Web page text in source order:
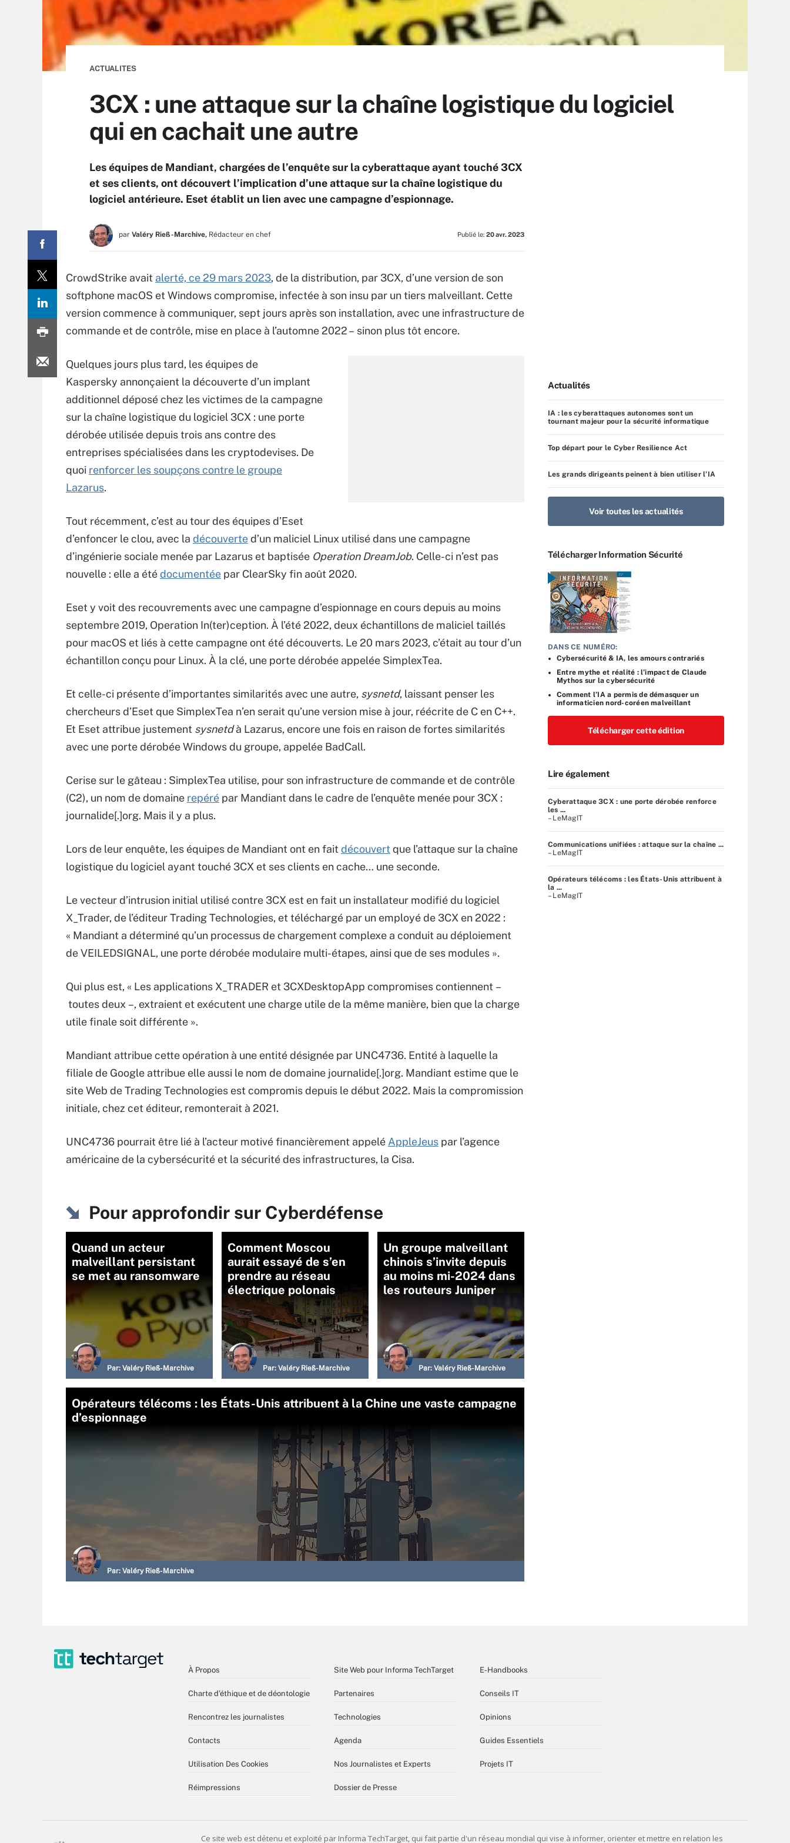
ACTUALITES
3CX : une attaque sur la chaîne logistique du logiciel
qui en cachait une autre
Les équipes de Mandiant, chargées de l’enquête sur la cyberattaque ayant touché 3CX
et ses clients, ont découvert l’implication d’une attaque sur la chaîne logistique du
logiciel antérieure. Eset établit un lien avec une campagne d’espionnage.
par Valéry Rieß-Marchive, Rédacteur en chef Publié le: 20 avr. 2023
CrowdStrike avait alerté, ce 29 mars 2023, de la distribution, par 3CX, d’une version de son
softphone macOS et Windows compromise, infectée à son insu par un tiers malveillant. Cette
version commence à communiquer, sept jours après son installation, avec une infrastructure de
commande et de contrôle, mise en place à l’automne 2022 – sinon plus tôt encore.
Quelques jours plus tard, les équipes de
Kaspersky annonçaient la découverte d’un implant
additionnel déposé chez les victimes de la campagne
sur la chaîne logistique du logiciel 3CX : une porte
dérobée utilisée depuis trois ans contre des
entreprises spécialisées dans les cryptodevises. De
quoi renforcer les soupçons contre le groupe
Lazarus.
Tout récemment, c’est au tour des équipes d’Eset
d’enfoncer le clou, avec la découverted’un maliciel Linux utilisé dans une campagne
d’ingénierie sociale menée par Lazarus et baptisée Operation DreamJob. Celle-ci n’est pas
nouvelle : elle a étédocumentée par ClearSky fin août 2020.
Eset y voit des recouvrements avec une campagne d’espionnage en cours depuis au moins
septembre 2019, Operation In(ter)ception. À l’été 2022, deux échantillons de maliciel taillés
pour macOS et liés à cette campagne ont été découverts. Le 20 mars 2023, c’était au tour d’un
échantillon conçu pour Linux. À la clé, une porte dérobée appelée SimplexTea.
Et celle-ci présente d’importantes similarités avec une autre, sysnetd, laissant penser les
chercheurs d’Eset que SimplexTea n’en serait qu’une version mise à jour, réécrite de C en C++.
Et Eset attribue justement sysnetdà Lazarus, encore une fois en raison de fortes similarités
avec une porte dérobée Windows du groupe, appelée BadCall.
Cerise sur le gâteau : SimplexTea utilise, pour son infrastructure de commande et de contrôle
(C2), un nom de domaine repéré par Mandiant dans le cadre de l’enquête menée pour 3CX :
journalide[.]org. Mais il y a plus.
Lors de leur enquête, les équipes de Mandiant ont en fait découvert que l’attaque sur la chaîne
logistique du logiciel ayant touché 3CX et ses clients en cache… une seconde.
Le vecteur d’intrusion initial utilisé contre 3CX est en fait un installateur modifié du logiciel
X_Trader, de l’éditeur Trading Technologies, et téléchargé par un employé de 3CX en 2022 :
« Mandiant a déterminé qu’un processus de chargement complexe a conduit au déploiement
de VEILEDSIGNAL, une porte dérobée modulaire multi-étapes, ainsi que de ses modules ».
Qui plus est, « Les applications X_TRADER et 3CXDesktopApp compromises contiennent –
toutes deux –, extraient et exécutent une charge utile de la même manière, bien que la charge
utile finale soit différente ».
Mandiant attribue cette opération à une entité désignée par UNC4736. Entité à laquelle la
filiale de Google attribue elle aussi le nom de domaine journalide[.]org. Mandiant estime que le
site Web de Trading Technologies est compromis depuis le début 2022. Mais la compromission
initiale, chez cet éditeur, remonterait à 2021.
UNC4736 pourrait être lié à l’acteur motivé financièrement appelé AppleJeus par l’agence
américaine de la cybersécurité et la sécurité des infrastructures, la Cisa.
Pour approfondir sur Cyberdéfense
Quand un acteur
malveillant persistant
se met au ransomware
Par: Valéry Rieß-Marchive
Comment Moscou
aurait essayé de s’en
prendre au réseau
électrique polonais
Par: Valéry Rieß-Marchive
Un groupe malveillant
chinois s’invite depuis
au moins mi-2024 dans
les routeurs Juniper
Par: Valéry Rieß-Marchive
Opérateurs télécoms : les États-Unis attribuent à la Chine une vaste campagne
d’espionnage
Par: Valéry Rieß-Marchive
Actualités
IA : les cyberattaques autonomes sont un
tournant majeur pour la sécurité informatique
Top départ pour le Cyber Resilience Act
Les grands dirigeants peinent à bien utiliser l’IA
Voir toutes les actualités
Télécharger Information Sécurité
DANS CE NUMÉRO:
Cybersécurité & IA, les amours contrariés
Entre mythe et réalité : l’impact de Claude
Mythos sur la cybersécurité
Comment l’IA a permis de démasquer un
informaticien nord-coréen malveillant
Télécharger cette édition
Lire également
Cyberattaque 3CX : une porte dérobée renforce
les ...
– LeMagIT
Communications unifiées : attaque sur la chaîne ...
– LeMagIT
Opérateurs télécoms : les États-Unis attribuent à
la ...
– LeMagIT
À Propos
Charte d’éthique et de déontologie
Rencontrez les journalistes
Contacts
Utilisation Des Cookies
Réimpressions
Site Web pour Informa TechTarget
Partenaires
Technologies
Agenda
Nos Journalistes et Experts
Dossier de Presse
E-Handbooks
Conseils IT
Opinions
Guides Essentiels
Projets IT